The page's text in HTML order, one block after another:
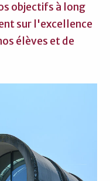
objectifs à long
sur l'excellence
élèves et de